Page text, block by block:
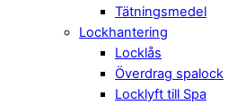
Tätningsmedel
Lockhantering
Locklås
Överdrag spalock
Locklyft till Spa